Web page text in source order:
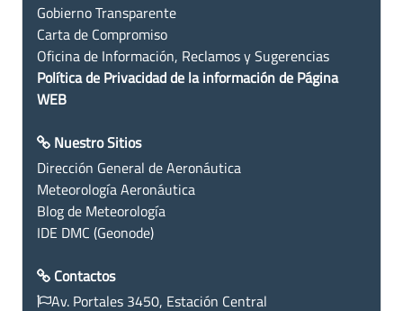
Gobierno Transparente
Carta de Compromiso
Oficina de Información, Reclamos y Sugerencias
Política de Privacidad de la información de Página
WEB
Nuestro Sitios
Dirección General de Aeronáutica
Meteorología Aeronáutica
Blog de Meteorología
IDE DMC (Geonode)
Contactos
Av. Portales 3450, Estación Central